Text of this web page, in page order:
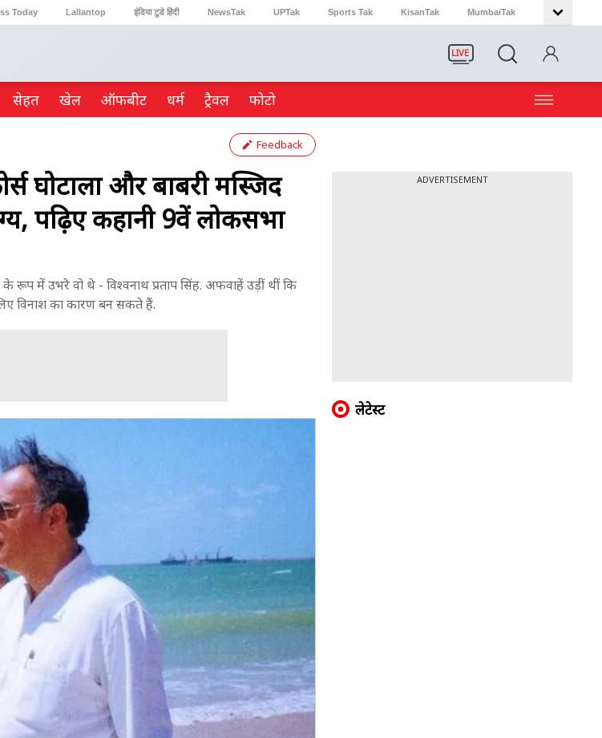
Today Lallantop इंडिया टुडे हिंदी NewsTak UPTak Sports Tak KisanTak MumbaiTak
LIVE
सेहत खेल ऑफबीट धर्म ट्रैवल फोटो
Feedback
और बाबरी मस्जिद
पढ़िए कहानी 9वें लोकसभा
में उभरे वो थे - विश्वनाथ प्रताप सिंह. अफवाहें उड़ीं थीं कि
विनाश का कारण बन सकते हैं.
ADVERTISEMENT
लेटेस्ट